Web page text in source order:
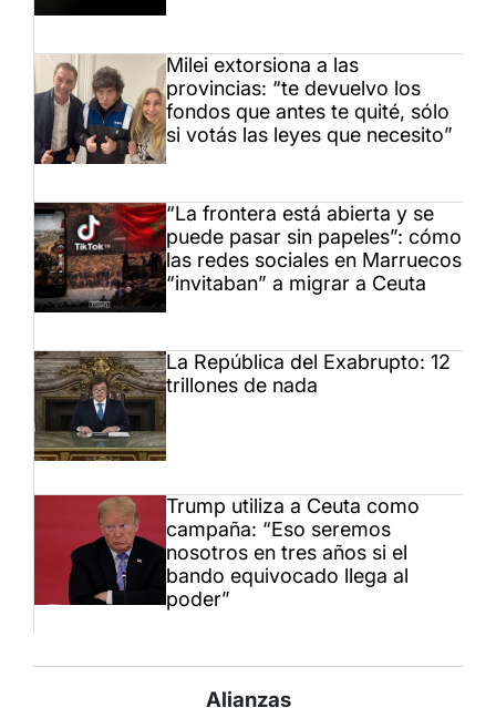
Milei extorsiona a las
provincias: “te devuelvo los
fondos que antes te quité, sólo
si votás las leyes que necesito”
“La frontera está abierta y se
puede pasar sin papeles”: cómo
las redes sociales en Marruecos
“invitaban” a migrar a Ceuta
La República del Exabrupto: 12
trillones de nada
Trump utiliza a Ceuta como
campaña: “Eso seremos
nosotros en tres años si el
bando equivocado llega al
poder”
Alianzas